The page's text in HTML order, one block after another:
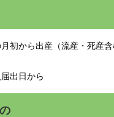
初から出産（流産・死産
出日から